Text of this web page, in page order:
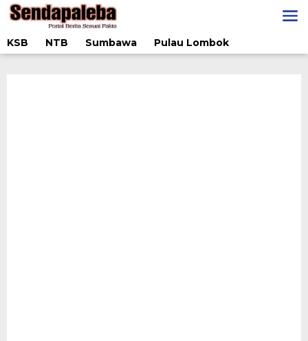
Lewati
ke
KSB
NTB Sumbawa Pulau Lombok